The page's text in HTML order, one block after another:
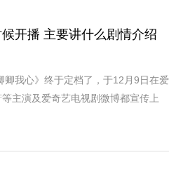
开播 主要讲什么剧情介绍
我心》终于定档了，于12月9日在爱
主演及爱奇艺电视剧微博都宣传上